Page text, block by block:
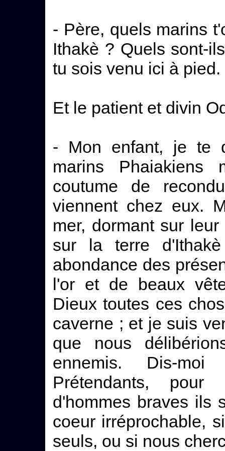
- Père, quels marins
Ithakè ? Quels sont-
tu sois venu ici à pied.
Et le patient et divin
- Mon enfant, je te
marins
coutume de
viennent chez eux.
mer, dormant sur
sur la terre
abondance des
l'or et de beaux
Dieux toutes ces
caverne ; et je suis
que nous
ennemis. Dis-
Prétendants,
d'hommes braves ils
coeur irréprochable,
seuls, ou si nous